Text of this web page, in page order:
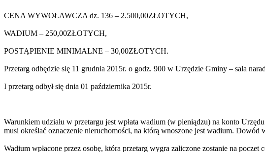
CENA WYWOŁAWCZA dz. 136 – 2.500,00ZŁOTYCH,
WADIUM – 250,00ZŁOTYCH,
POSTĄPIENIE MINIMALNE – 30,00ZŁOTYCH.
Przetarg odbędzie się 11 grudnia 2015r. o godz. 900 w Urzędzie Gminy – sala narad
I przetarg odbył się dnia 01 października 2015r.
Warunkiem udziału w przetargu jest wpłata wadium (w pieniądzu) na konto
musi określać oznaczenie nieruchomości, na którą wnoszone jest wadium.
Wadium wpłacone przez osobę, która przetarg wygra zaliczone zostanie na poczet